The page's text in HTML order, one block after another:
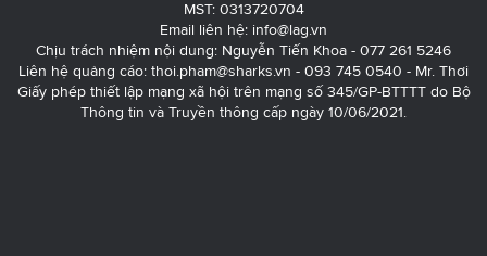
MST: 0313720704
Email liên hệ: info@lag.vn
Chịu trách nhiệm nội dung: Nguyễn Tiến Khoa - 077 261 5246
Liên hệ quảng cáo: thoi.pham@sharks.vn - 093 745 0540 - Mr. Thơi
Giấy phép thiết lập mạng xã hội trên mạng số 345/GP-BTTTT do Bộ
Thông tin và Truyền thông cấp ngày 10/06/2021.